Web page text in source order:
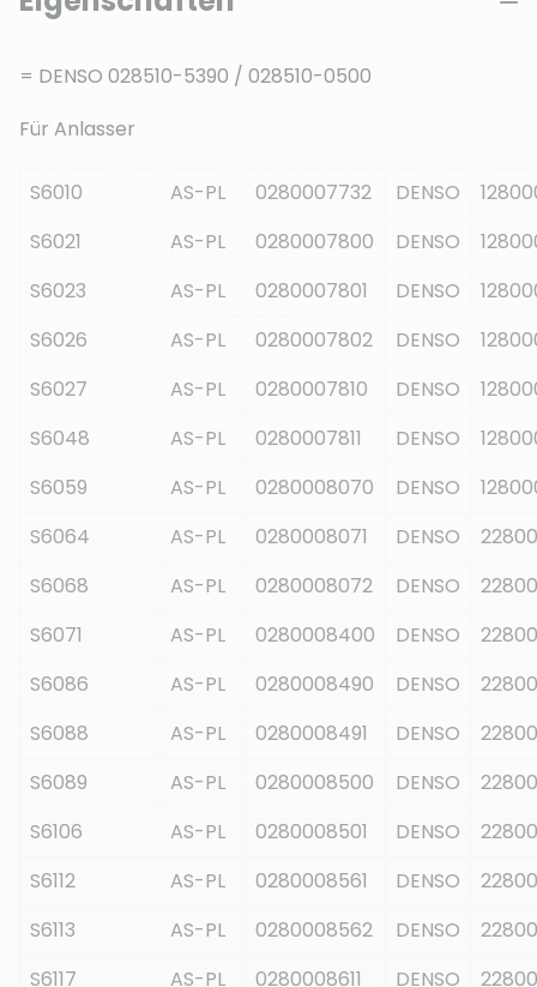
= DENSO 028510-5390 / 028510-0500
Für Anlasser
S6010 AS-PL 0280007732 DENSO
S6021
AS-PL 0280007800 DENSO
S6023
AS-PL 0280007801 DENSO
S6026
AS-PL 0280007802 DENSO
S6027
AS-PL 0280007810 DENSO
S6048
AS-PL 0280007811 DENSO
S6059
AS-PL 0280008070 DENSO
S6064
AS-PL 0280008071 DENSO
S6068
AS-PL 0280008072 DENSO
S6071
AS-PL 0280008400 DENSO
S6086
AS-PL 0280008490 DENSO
S6088
AS-PL 0280008491 DENSO
S6089
AS-PL 0280008500 DENSO
S6106
AS-PL 0280008501 DENSO
S6112
AS-PL 0280008561 DENSO
S6113
AS-PL 0280008562 DENSO
S6117
AS-PL 0280008611 DENSO